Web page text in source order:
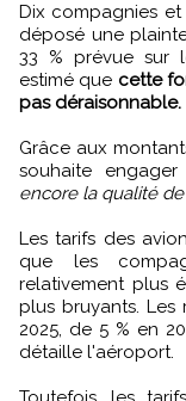
Dix compagnies
déposé une
33 % prévue sur
estimé que cette
pas déraisonnable.
Grâce aux
souhaite
encore la qualité
Les tarifs des
que les
relativement plus
plus bruyants. Les
2025, de 5 % en
détaille l'aéroport.